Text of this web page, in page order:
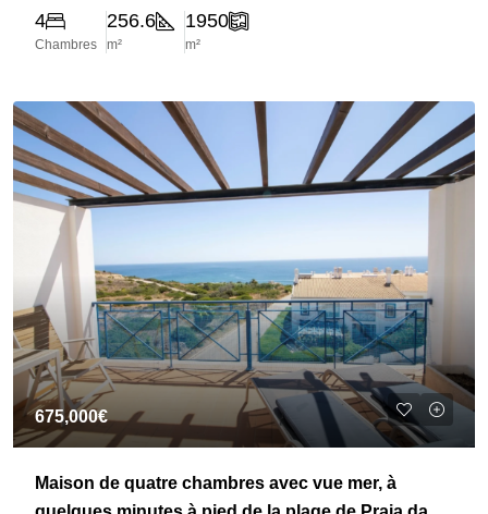
4
Chambres
256.6
m²
1950
m²
675,000€
Maison de quatre chambres avec vue mer, à